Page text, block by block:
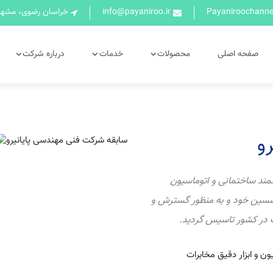
info@payaniroo.ir خراسان رضوی،
صفحه اصلی محصولات خدمات درباره شرکت
ساختمانی و اتوماسیون
از تجارب موسسین خود و به منظور گسترش و
در کشور تاسیس گردید.